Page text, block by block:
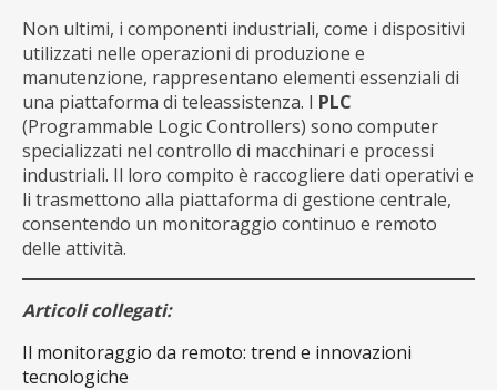
Non ultimi, i componenti industriali, come i dispositivi
utilizzati nelle operazioni di produzione e
manutenzione, rappresentano elementi essenziali di
una piattaforma di teleassistenza. I PLC
(Programmable Logic Controllers) sono computer
specializzati nel controllo di macchinari e processi
industriali. Il loro compito è raccogliere dati operativi e
li trasmettono alla piattaforma di gestione centrale,
consentendo un monitoraggio continuo e remoto
delle attività.
Articoli collegati:
Il monitoraggio da remoto: trend e innovazioni
tecnologiche